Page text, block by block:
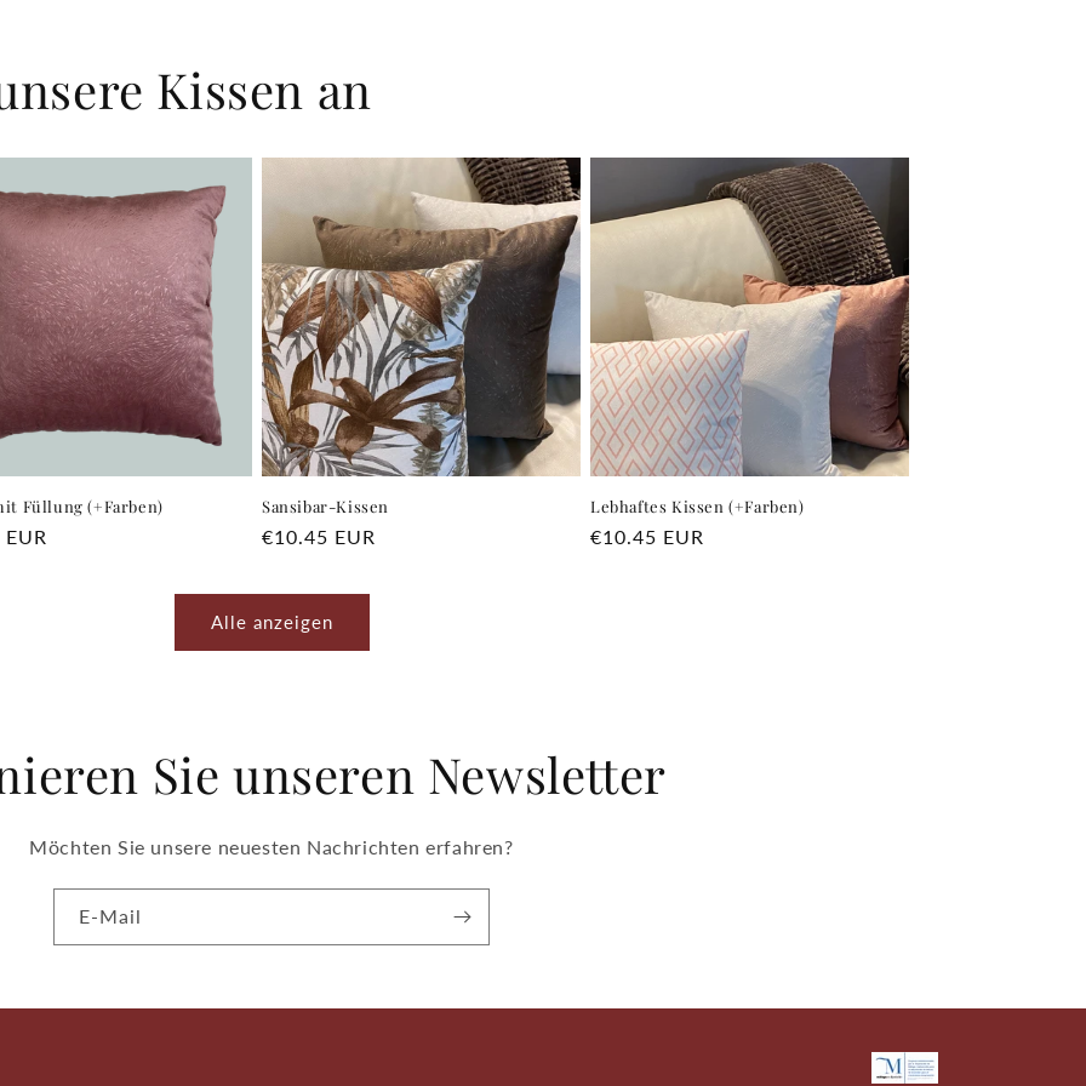
Kissen an
Füllung (+Farben) Sansibar-Kissen
Normaler
€10.45 EUR
Lebhaftes Kissen (+Farben)
Normaler
€10.45 EUR
Alle anzeigen
Sie unseren Newsletter
Möchten Sie unsere neuesten Nachrichten erfahren?
E-Mail